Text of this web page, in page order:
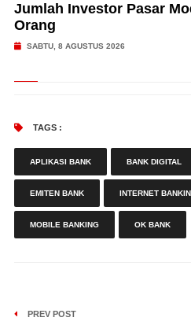
Jumlah Investor Pasar
Orang
SABTU, 8 AGUSTUS 2026
TAGS :
APLIKASI BANK BANK DIGITAL
EMITEN BANK INTERNET
MOBILE BANKING OK BANK
PREV POST